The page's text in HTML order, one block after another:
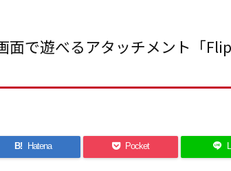
面で遊べるアタッチメント「
B! Hatena Pocket